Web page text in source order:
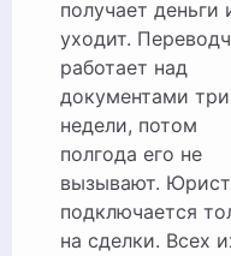
получает деньги
уходит.
работает над
документами три
недели, потом
полгода его не
вызывают. Юрист
подключается
на сделки. Всех